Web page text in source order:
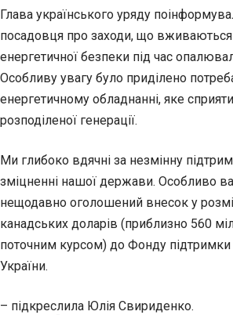
Глава українського уряду
посадовця про заходи, що
енергетичної безпеки під час
Особливу увагу було приділено
енергетичному обладнанні, яке
розподіленої генерації.
Ми глибоко вдячні за незмінну
зміцненні нашої держави. Особливо
нещодавно оголошений внесок у
канадських доларів (приблизно 560
поточним курсом) до Фонду підтримки
України.
– підкреслила Юлія Свириденко.